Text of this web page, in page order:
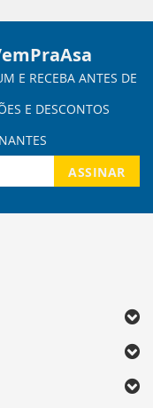
ASSINAR